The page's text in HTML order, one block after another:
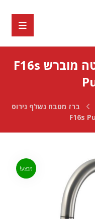
ברז מטבח נשלף נירוסטה מוברש F16s
ברז מטבח נשלף נירוס
מבצע!